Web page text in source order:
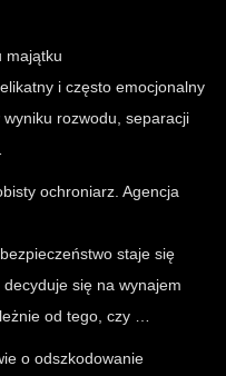
majątku
i często emocjonalny
rozwodu, separacji
ochroniarz. Agencja
staje się
się na wynajem
od tego, czy …
o odszkodowanie